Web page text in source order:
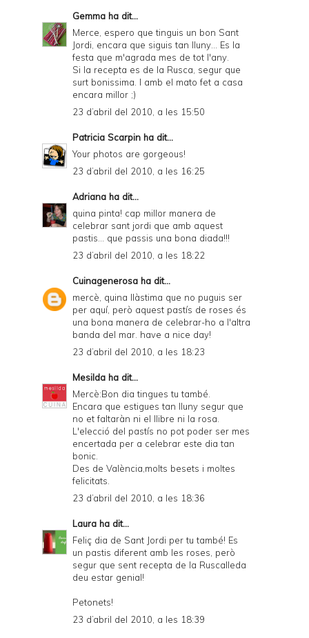
Gemma ha dit...
Merce, espero que tinguis un bon Sant
Jordi, encara que siguis tan lluny... Es la
festa que m'agrada mes de tot l'any.
Si la recepta es de la Rusca, segur que
surt bonissima. I amb el mato fet a casa
encara millor ;)
23 d’abril del 2010, a les 15:50
Patricia Scarpin ha dit...
Your photos are gorgeous!
23 d’abril del 2010, a les 16:25
Adriana ha dit...
quina pinta! cap millor manera de
celebrar sant jordi que amb aquest
pastis... que passis una bona diada!!!
23 d’abril del 2010, a les 18:22
Cuinagenerosa ha dit...
mercè, quina llàstima que no puguis ser
per aquí, però aquest pastís de roses és
una bona manera de celebrar-ho a l'altra
banda del mar. have a nice day!
23 d’abril del 2010, a les 18:23
Mesilda ha dit...
Mercè:Bon dia tingues tu també.
Encara que estigues tan lluny segur que
no et faltaràn ni el llibre ni la rosa.
L'elecció del pastís no pot poder ser mes
encertada per a celebrar este dia tan
bonic.
Des de València,molts besets i moltes
felicitats.
23 d’abril del 2010, a les 18:36
Laura ha dit...
Feliç dia de Sant Jordi per tu també! Es
un pastis diferent amb les roses, però
segur que sent recepta de la Ruscalleda
deu estar genial!
Petonets!
23 d’abril del 2010, a les 18:39